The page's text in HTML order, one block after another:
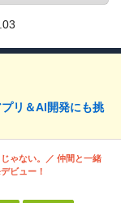
リ＆AI開発にも挑
ゃない。／ 仲間と一緒
ビュー！